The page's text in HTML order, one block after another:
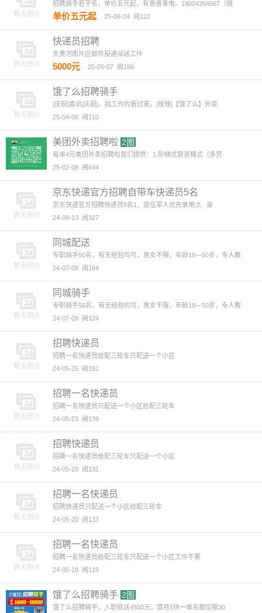
招聘骑手若干名，单价五元起，有意者来电。18004354567（微
单价五元起 25-08-24 阅122
快递员招聘
负责河南片区邮件投递派送工作
5000元 25-05-07 阅186
饿了么招聘骑手
[庆祝]喜讯[庆祝]，找工作的看过来，[玫瑰]【饿了么】外卖
25-04-06 阅110
美团外卖招聘啦 2图
每单4元美团外卖招聘啦我们提供：1.阶梯式薪资模式（多劳
25-02-08 阅644
京东快递官方招聘自带车快递员5名
京东快递官方招聘快递员5名1、退伍军人优先录用;2、身
24-09-13 阅327
同城配送
专职骑手50名，有无经验均可，男女不限，年龄18—50岁，专人教
24-07-09 阅164
同城骑手
专职骑手50名，有无经验均可，男女不限，年龄18—50岁，专人教
24-07-09 阅124
招聘快递员
招聘一名快递员给配三轮车只配送一个小区
24-05-25 阅162
招聘一名快递员
招聘一名快递员只配送一个小区给配三轮车
24-05-23 阅139
招聘快递员
招聘一名快递员给配三轮车只配送一个小区
24-05-20 阅131
招聘一名快递员
招聘快递员只配送一个小区给配三轮车
24-05-20 阅133
招聘一名快递员
招聘一名快递员给配三轮车只配送一个小区工作不累
24-05-19 阅119
饿了么招聘骑手 2图
饿了么招聘骑手，入职就送4500元，首月5块一单名额仅限30